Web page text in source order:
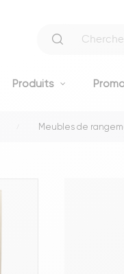
Produits
Meubles de